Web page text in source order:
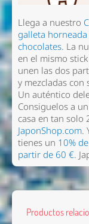
Llega a nuestro
galleta
chocolates. La
en el mismo
unen las dos
y mezcladas con
Un auténtico
Consiguelos a
casa en tan solo
JaponShop.com.
tienes un 10%
partir de 60 €.
Productos